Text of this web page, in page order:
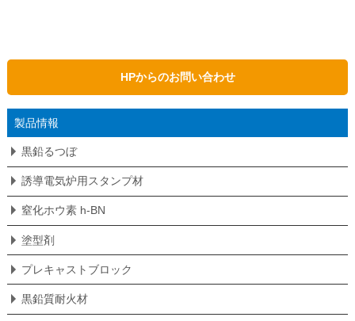
HPからのお問い合わせ
製品情報
黒鉛るつぼ
誘導電気炉用スタンプ材
窒化ホウ素 h-BN
塗型剤
プレキャストブロック
黒鉛質耐火材